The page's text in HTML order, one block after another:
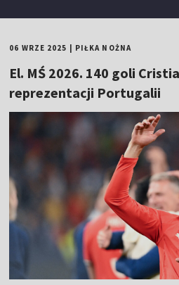
06 WRZE 2025 PIŁKA NOŻNA
El. MŚ 2026. 140 goli
reprezentacji Portugalii